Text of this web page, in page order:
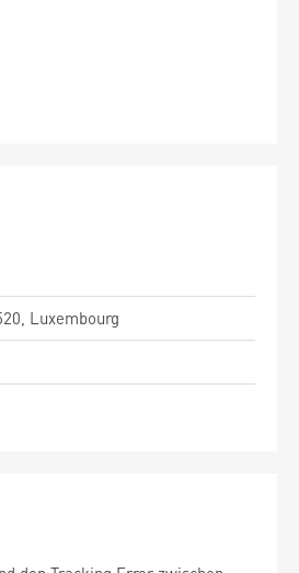
Luxembourg